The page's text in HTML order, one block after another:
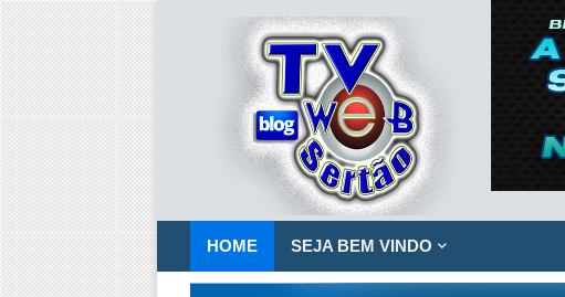
HOME SEJA BEM VINDO